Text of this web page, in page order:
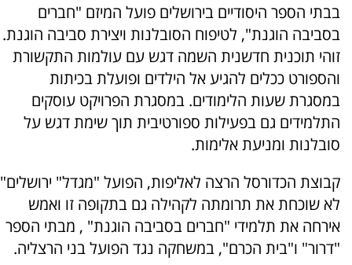
בבתי הספר היסודיים בירושלים פועל המיזם "חברים
בסביבה הוגנת", לטיפוח הסובלנות ויצירת סביבה הוגנת.
זוהי תוכנית חדשנית השמה דגש עם עולמות התקשורת
והספורט ככלים להגיע אל הילדים ופועלת בכיתות
במסגרת שעות הלימודים. במסגרת הפרויקט עוסקים
התלמידים גם בפעילות ספורטיבית תוך שימת דגש על
סובלנות ומניעת אלימות.
קבוצת הכדורסל הרצה לאליפות, הפועל "מגדל" ירושלים"
לא שוכחת את תרומתה לקהילה גם בתקופה זו ואמש
אירחה את תלמידי "חברים בסביבה הוגנת" , מבתי הספר
"דרור" ו"בית הכרם", במשחקה נגד הפועל בני הרצליה.